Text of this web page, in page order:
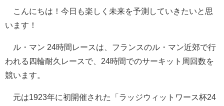
こんにちは！今日も楽しく未来を予測していきたいと思
います！
ル・マン 24時間レースは、フランスのル・マン近郊で行
われる四輪耐久レースで、24時間でのサーキット周回数を
競います。
元は1923年に初開催された「ラッジウィットワース杯24